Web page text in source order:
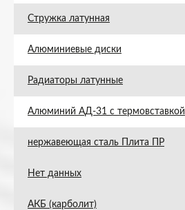
Стружка латунная
Алюминиевые диски
Радиаторы латунные
Алюминий АД-31 с термовставкой
нержавеющая сталь Плита ПР
Нет данных
АКБ (карболит)